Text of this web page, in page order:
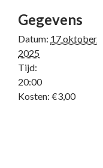
Gegevens
Datum: 17 oktober
2025
Tijd:
20:00
Kosten: €3,00